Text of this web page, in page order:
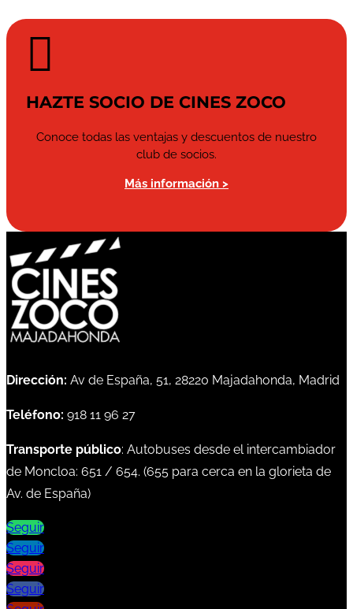

HAZTE SOCIO DE CINES ZOCO
Conoce todas las ventajas y descuentos de nuestro
club de socios.
Más información >
Dirección: Av de España, 51, 28220 Majadahonda, Madrid
Teléfono: 918 11 96 27
Transporte público: Autobuses desde el intercambiador
de Moncloa: 651 / 654. (655 para cerca en la glorieta de
Av. de España)
Seguir
Seguir
Seguir
Seguir